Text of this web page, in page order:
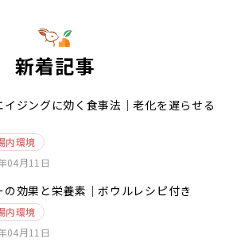
新着記事
イジングに効く食事法｜老化を遅らせる
内環境
04月11日
の効果と栄養素｜ボウルレシピ付き
内環境
04月11日